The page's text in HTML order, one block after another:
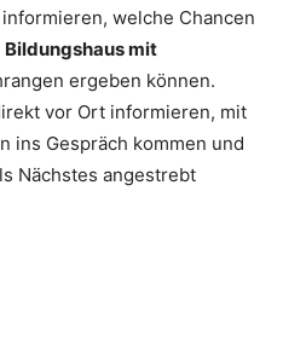
welche Chancen
Bildungshaus mit
ergeben können.
vor Ort informieren, mit
ins Gespräch kommen und
Nächstes angestrebt